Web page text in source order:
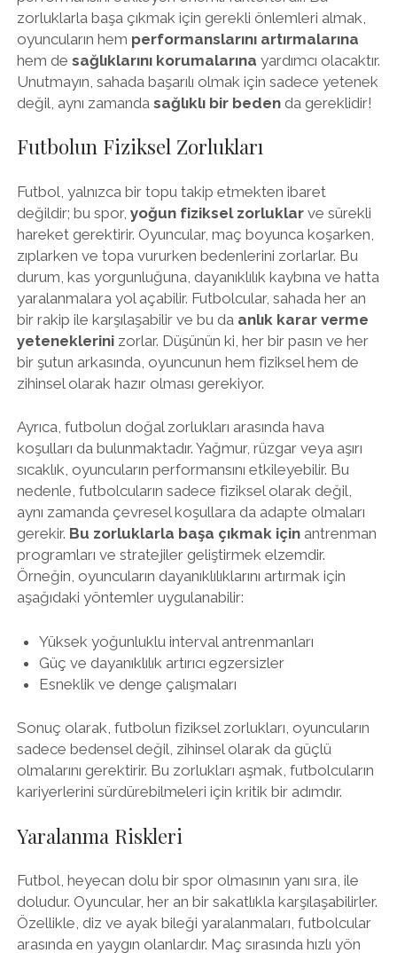
zorluklarla başa çıkmak için gerekli önlemleri almak,
oyuncuların hem performanslarını artırmalarına
hem de sağlıklarını korumalarına yardımcı olacaktır.
Unutmayın, sahada başarılı olmak için sadece yetenek
değil, aynı zamanda sağlıklı bir bedenda gereklidir!
Futbolun Fiziksel Zorlukları
Futbol, yalnızca bir topu takip etmekten ibaret
değildir; bu spor, yoğun fiziksel zorluklarve sürekli
hareket gerektirir. Oyuncular, maç boyunca koşarken,
zıplarken ve topa vururken bedenlerini zorlarlar. Bu
durum, kas yorgunluğuna, dayanıklılık kaybına ve hatta
yaralanmalara yol açabilir. Futbolcular, sahada her an
bir rakip ile karşılaşabilir ve bu da anlık karar verme
yeteneklerinizorlar. Düşünün ki, her bir pasın ve her
bir şutun arkasında, oyuncunun hem fiziksel hem de
zihinsel olarak hazır olması gerekiyor.
Ayrıca, futbolun doğal zorlukları arasında hava
koşulları da bulunmaktadır. Yağmur, rüzgar veya aşırı
sıcaklık, oyuncuların performansını etkileyebilir. Bu
nedenle, futbolcuların sadece fiziksel olarak değil,
aynı zamanda çevresel koşullara da adapte olmaları
gerekir. Bu zorluklarla başa çıkmak içinantrenman
programları ve stratejiler geliştirmek elzemdir.
Örneğin, oyuncuların dayanıklılıklarını artırmak için
aşağıdaki yöntemler uygulanabilir:
Yüksek yoğunluklu interval antrenmanları
Güç ve dayanıklılık artırıcı egzersizler
Esneklik ve denge çalışmaları
Sonuç olarak, futbolun fiziksel zorlukları, oyuncuların
sadece bedensel değil, zihinsel olarak da güçlü
olmalarını gerektirir. Bu zorlukları aşmak, futbolcuların
kariyerlerini sürdürebilmeleri için kritik bir adımdır.
Yaralanma Riskleri
Futbol, heyecan dolu bir spor olmasının yanı sıra, ile
doludur. Oyuncular, her an bir sakatlıkla karşılaşabilirler.
Özellikle, diz ve ayak bileği yaralanmaları, futbolcular
arasında en yaygın olanlardır. Maç sırasında hızlı yön